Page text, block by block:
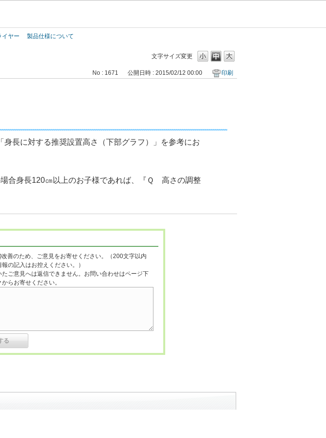
イヤー
製品仕様について
文字サイズ変更
No : 1671 公開日時 : 2015/02/12 00:00 印刷
長に対する推奨設置高さ（下部グラフ）」を参考にお
合身長120㎝以上のお子様であれば、『Ｑ 高さの調整
改善のため、ご意見をお寄せください。（200文字以内
の記入はお控えください。）
ご意見へは返信できません。お問い合わせはページ下
らお寄せください。